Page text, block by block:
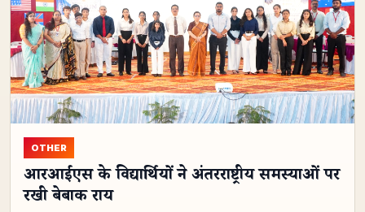
OTHER
आरआईएस के विद्यार्थियों ने अंतरराष्ट्रीय समस्याओं पर
रखी बेबाक राय